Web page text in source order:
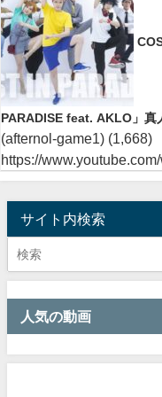
PARADISE feat. AKLO」
(afternol-game1) (1,668)
https://
サイト内検索
人気の動画